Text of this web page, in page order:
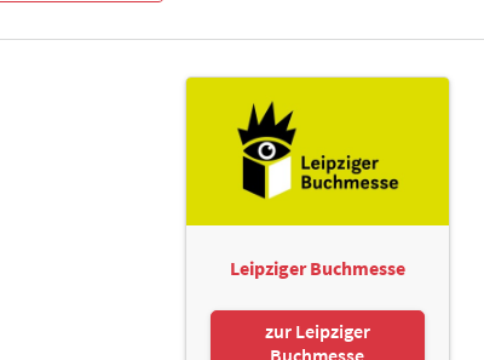
Leipziger Buchmesse
zur Leipziger